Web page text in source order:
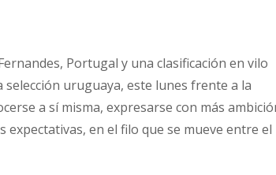
Portugal y una clasificación en vilo
uruguaya, este lunes frente a la
a sí misma, expresarse con más
en el filo que se mueve entre el